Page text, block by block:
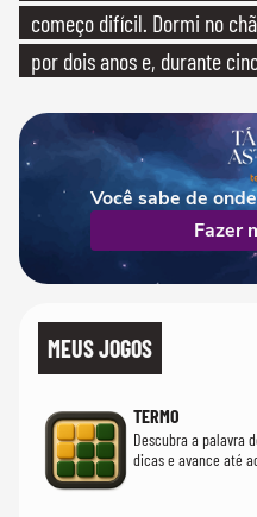
começo difícil. Dormi no
por dois anos e, durante
Você sabe de
Fazer
MEUS JOGOS
TERMO
Descubra a palavra
dicas e avance até